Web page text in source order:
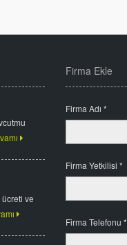
ve
Firma Ekle
Firma Adı *
Firma Yetkilisi *
Firma Telefonu *